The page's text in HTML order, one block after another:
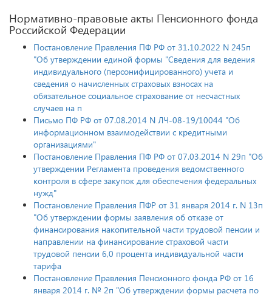
Нормативно-правовые акты Пенсионного фонда
Российской Федерации
Постановление Правления ПФ РФ от 31.10.2022 N 245п
"Об утверждении единой формы "Сведения для ведения
индивидуального (персонифицированного) учета и
сведения о начисленных страховых взносах на
обязательное социальное страхование от несчастных
случаев на п
Письмо ПФ РФ от 07.08.2014 N ЛЧ-08-19/10044 "Об
информационном взаимодействии с кредитными
организациями"
Постановление Правления ПФ РФ от 07.03.2014 N 29п "Об
утверждении Регламента проведения ведомственного
контроля в сфере закупок для обеспечения федеральных
нужд"
Постановление Правления ПФР от 31 января 2014 г. N 13п
"Об утверждении формы заявления об отказе от
финансирования накопительной части трудовой пенсии и
направлении на финансирование страховой части
трудовой пенсии 6,0 процента индивидуальной части
тарифа
Постановление Правления Пенсионного фонда РФ от 16
января 2014 г. № 2п "Об утверждении формы расчета по